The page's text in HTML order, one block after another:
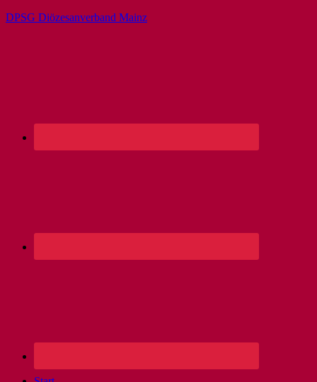
DPSG Diözesanverband Mainz